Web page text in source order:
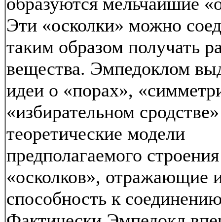
Эти «осколки» можно
таким образом получать
вещества. Эмпедоклом
идеи о «порах»,
«избирательном
теоретические модели
предполагаемого
«осколков», отражающие
способность к